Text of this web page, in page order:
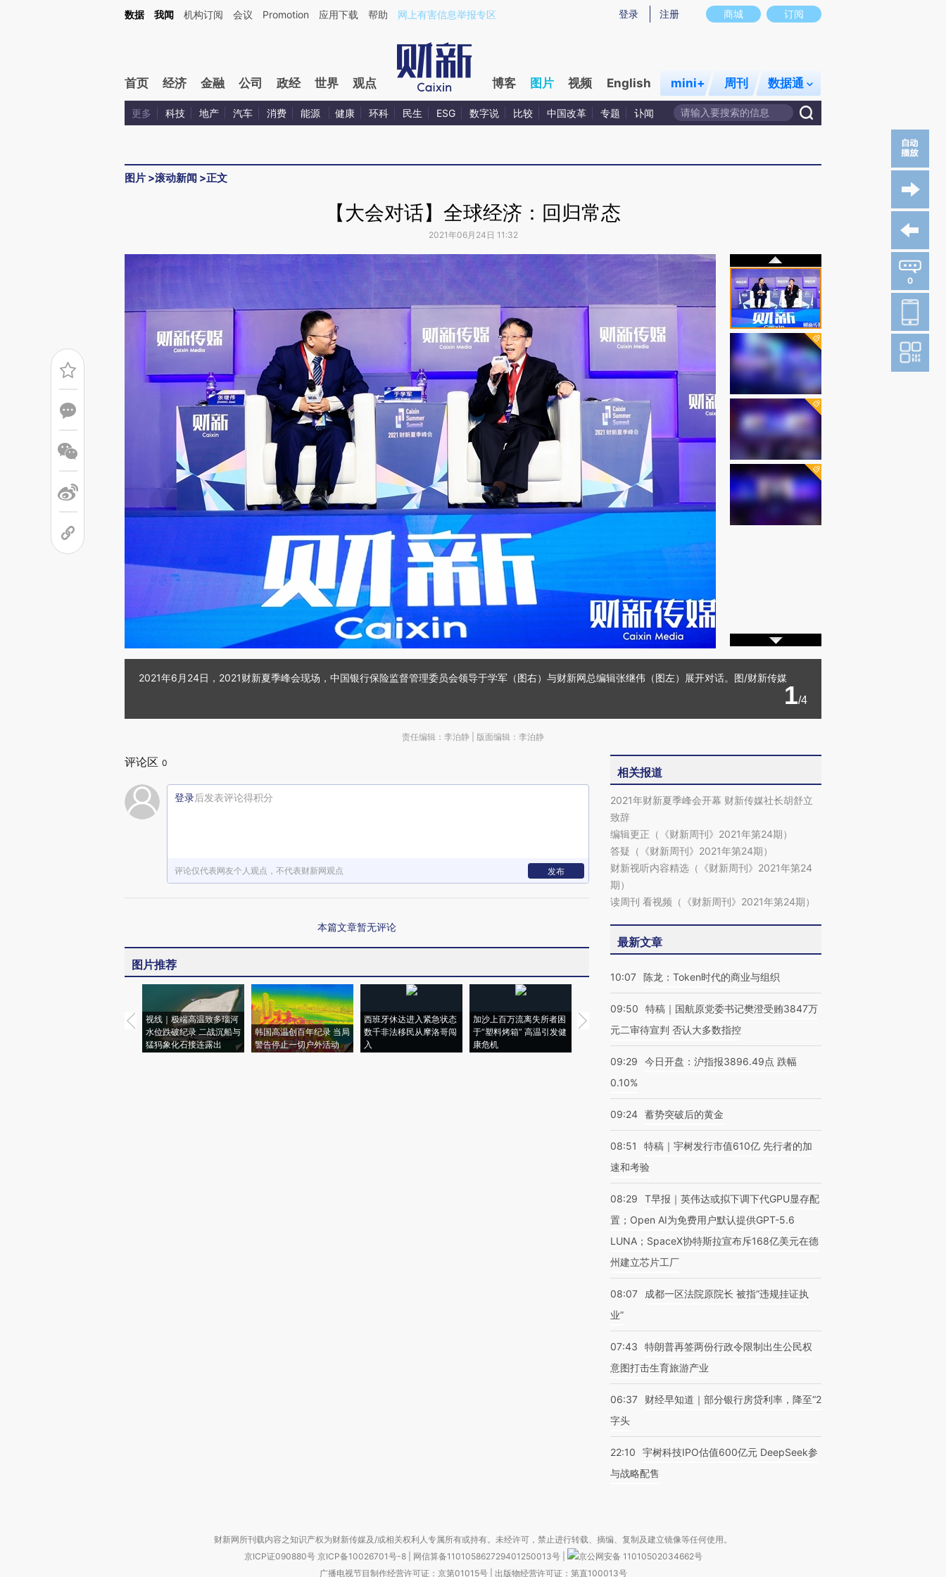
商城 订阅
登录 注册
数据 我闻 机构订阅 会议 Promotion 应用下载 帮助 网上有害信息举报专区
首页 经济 金融 公司 政经 世界 观点 博客 图片 视频 English mini+ 周刊 数据通
更多 科技 地产 汽车 消费 能源 健康 环科 民生 ESG 数字说 比较 中国改革 专题 讣闻
图片 >滚动新闻 >正文
【大会对话】全球经济：回归常态
2021年06月24日 11:32
0
2021年6月24日，2021财新夏季峰会现场，中国银行保险监督管理委员会领导于学军（图右）与财新网总编辑张继伟（图左）展开对话。图/财新传媒
1/4
责任编辑：李泊静 | 版面编辑：李泊静
评论区 0
登录后发表评论得积分
评论仅代表网友个人观点，不代表财新网观点 发布
本篇文章暂无评论
图片推荐
视线｜极端高温致多瑙河
水位跌破纪录 二战沉船与
猛犸象化石接连露出
韩国高温创百年纪录 当局
警告停止一切户外活动
西班牙休达进入紧急状态
数千非法移民从摩洛哥闯
入
加沙上百万流离失所者困
于“塑料烤箱” 高温引发健
康危机
视线｜HYROX的吸金
术：是什么让中产们甘
心“花钱找虐”？
粒摇头丸 尿检体内含3种
毒品
育部长拱下台
相关报道
2021年财新夏季峰会开幕 财新传媒社长胡舒立
致辞
编辑更正（《财新周刊》2021年第24期）
答疑（《财新周刊》2021年第24期）
财新视听内容精选（《财新周刊》2021年第24
期）
读周刊 看视频（《财新周刊》2021年第24期）
最新文章
10:07 陈龙：Token时代的商业与组织
09:50
特稿｜国航原党委书记樊澄受贿3847万
元二审待宣判 否认大多数指控
09:29
今日开盘：沪指报3896.49点 跌幅
0.10%
09:24 蓄势突破后的黄金
08:51
特稿｜宇树发行市值610亿 先行者的加
速和考验
08:29
T早报｜英伟达或拟下调下代GPU显存配
置；Open AI为免费用户默认提供GPT-5.6
LUNA；SpaceX协特斯拉宣布斥168亿美元在德
州建立芯片工厂
08:07
成都一区法院原院长 被指“违规挂证执
业”
07:43
特朗普再签两份行政令限制出生公民权
意图打击生育旅游产业
06:37
财经早知道｜部分银行房贷利率，降至“2
字头
22:10
宇树科技IPO估值600亿元 DeepSeek参
与战略配售
财新网所刊载内容之知识产权为财新传媒及/或相关权利人专属所有或持有。未经许可，禁止进行转载、摘编、复制及建立镜像等任何使用。
京ICP证090880号 京ICP备10026701号-8 网信算备110105862729401250013号
京公网安备 11010502034662号
广播电视节目制作经营许可证：京第01015号| 出版物经营许可证：第直100013号